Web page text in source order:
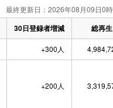
最終更新日：2026年08月09日0時
30日登録者増減
総再
+300人
+200人